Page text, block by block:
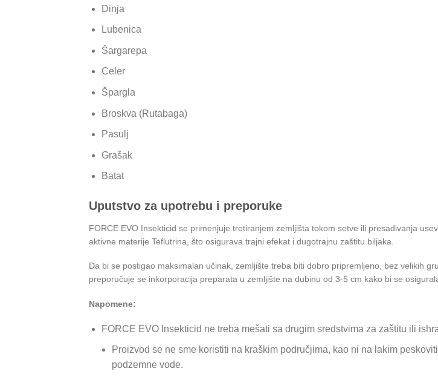
Dinja
Lubenica
Šargarepa
Celer
Špargla
Broskva (Rutabaga)
Pasulj
Grašak
Batat
Uputstvo za upotrebu i preporuke
FORCE EVO Insekticid se primenjuje tretiranjem zemljišta tokom setve ili presađivanja
aktivne materije Teflutrina, što osigurava trajni efekat i dugotrajnu zaštitu biljaka.
Da bi se postigao maksimalan učinak, zemljište treba biti dobro pripremljeno, bez velikih
preporučuje se inkorporacija preparata u zemljište na dubinu od 3-5 cm kako bi se
Napomene:
FORCE EVO Insekticid ne treba mešati sa drugim sredstvima za zaštitu ili
Proizvod se ne sme koristiti na kraškim područjima, kao ni na lakim
podzemne vode.